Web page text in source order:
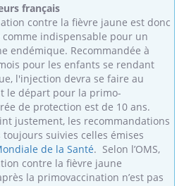
français
contre la fièvre jaune est donc
indispensable pour un
endémique. Recommandée à
pour les enfants se rendant
l'injection devra se faire au
le départ pour la primo-
de protection est de 10 ans.
justement, les recommandations
suivies celles émises
de la Santé. Selon l’OMS,
contre la fièvre jaune
la primovaccination n’est pas